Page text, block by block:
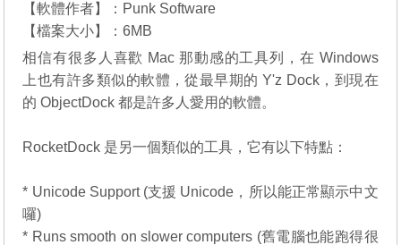
【軟體作者】：Punk Software
【檔案大小】：6MB
相信有很多人喜歡 Mac 那動感的工具列，在 Windows
上也有許多類似的軟體，從最早期的 Y'z Dock，到現在
的 ObjectDock 都是許多人愛用的軟體。
RocketDock 是另一個類似的工具，它有以下特點：
* Unicode Support (支援 Unicode，所以能正常顯示中文
囉)
* Runs smooth on slower computers (舊電腦也能跑得很